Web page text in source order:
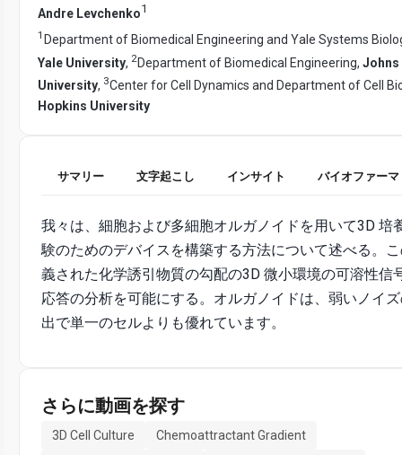
Andre Levchenko1
1 Department of Biomedical Engineering and Yale Systems
Yale University, 2Department of Biomedical Engineering, Johns
University, 3Center for Cell Dynamics and Department of Cell
Hopkins University
サマリー 文字起こし インサイト バイオファー
我々は、細胞および多細胞オルガノイドを用いて3D 培
験のためのデバイスを構築する方法について述べる。
義された化学誘引物質の勾配の3D 微小環境の可溶性信
応答の分析を可能にする。オルガノイドは、弱いノイ
出で単一のセルよりも優れています。
さらに動画を探す
3D Cell Culture
Chemoattractant Gradient